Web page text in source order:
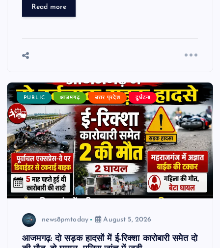
Read more
PUBLIC आजमगढ़ उत्तर प्रदेश दुर्घटना
news8pmtoday August 5, 2026
आजमगढ़: दो सड़क हादसों में ई-रिक्शा कारोबारी समेत दो